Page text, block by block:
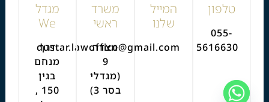
טלפון
055-
5616630
המייל
שלנו
dustar.lawoffice@gmail.com
משרד
ראשי
מצדה
9
(מגדלי
בסר 3)
מגדל
We
דרך
מנחם
בגין
150 ,